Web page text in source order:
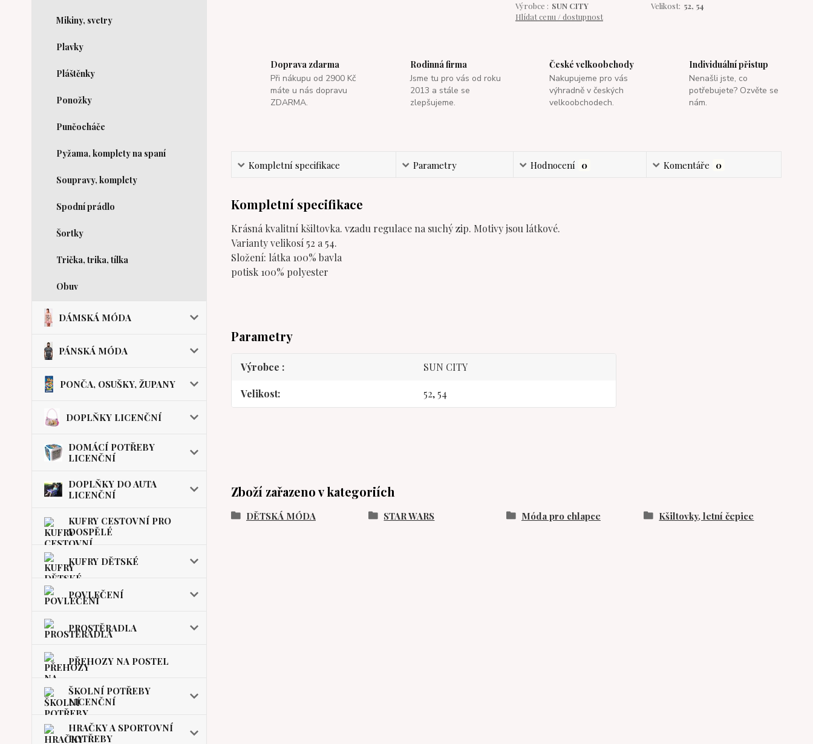
Mikiny, svetry
Plavky
Pláštěnky
Ponožky
Punčocháče
Pyžama, komplety na spaní
Soupravy, komplety
Spodní prádlo
Šortky
Trička, trika, tílka
Obuv
DÁMSKÁ MÓDA
PÁNSKÁ MÓDA
PONČA, OSUŠKY, ŽUPANY
DOPLŇKY LICENČNÍ
DOMÁCÍ POTŘEBY
LICENČNÍ
DOPLŇKY DO AUTA
LICENČNÍ
KUFRY CESTOVNÍ PRO
DOSPĚLÉ
KUFRY DĚTSKÉ
POVLEČENÍ
PROSTĚRADLA
PŘEHOZY NA POSTEL
ŠKOLNÍ POTŘEBY
LICENČNÍ
HRAČKY A SPORTOVNÍ
POTŘEBY
Výrobce : SUN CITY Velikost: 52, 54
Hlídat cenu / dostupnost
Doprava zdarma
Při nákupu od 2900 Kč
máte u nás dopravu
ZDARMA.
Rodinná firma
Jsme tu pro vás od roku
2013 a stále se
zlepšujeme.
České velkoobchody
Nakupujeme pro vás
výhradně v českých
velkoobchodech.
Individuální přistup
Nenašli jste, co
potřebujete? Ozvěte se
nám.
Kompletní specifikace Parametry Hodnocení 0 Komentáře 0
Kompletní specifikace
Krásná kvalitní kšiltovka. vzadu regulace na suchý zip. Motivy jsou látkové.
Varianty velikosí 52 a 54.
Složení: látka 100% bavla
potisk 100% polyester
Parametry
Výrobce SUN CITY
Velikost 52, 54
Zboží zařazeno v kategoriích
DĚTSKÁ MÓDA STAR WARS Móda pro chlapce Kšiltovky, letní čepice